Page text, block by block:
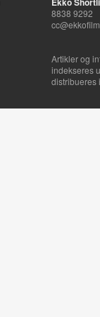
8838 9292
Artikler og
indekseres
distribueres